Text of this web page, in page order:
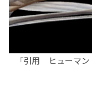
「引用 ヒューマン